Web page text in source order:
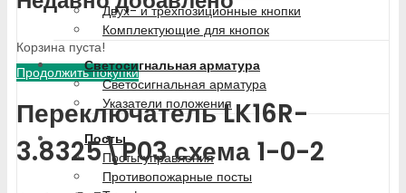
Корзина пуста!
Продолжить покупки
Двух- и трехпозиционные кнопки
Комплектующие для кнопок
Светосигнальная арматура
Светосигнальная арматура
Указатели положения
Посты
Посты управления
Противопожарные посты
Переключатель LK16R-
3.8325\P03 схема 1-0-2